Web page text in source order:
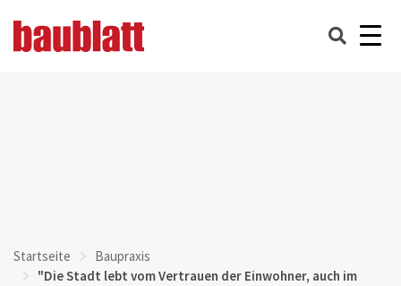
Startseite
Baupraxis
"Die Stadt lebt vom Vertrauen der Einwohner, auch im